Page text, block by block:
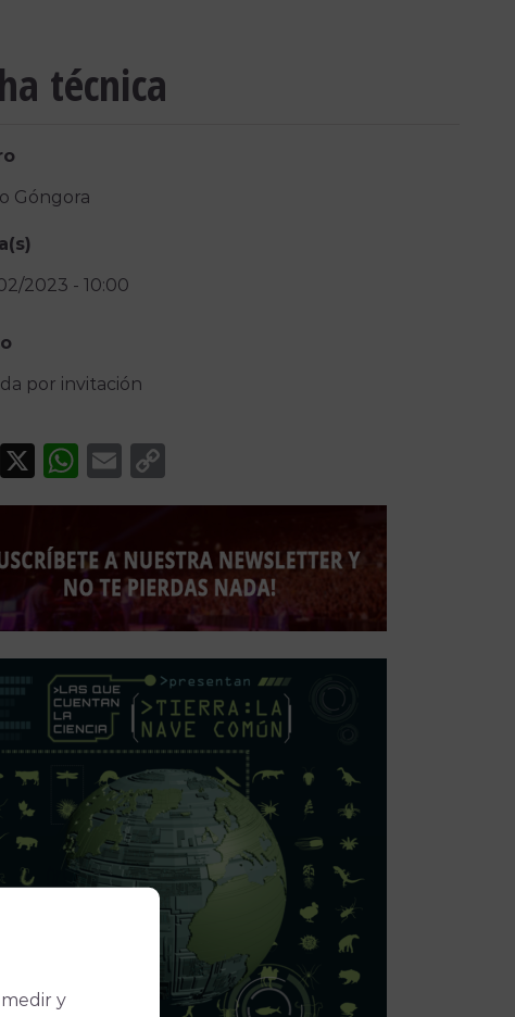
técnica
Góngora
2023 - 10:00
por invitación
Facebook
X WhatsApp
Email
Link
y